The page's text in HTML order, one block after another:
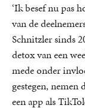
‘Ik besef nu pas
van de
Schnitzler sinds
detox van een
mede onder
gestegen, nemen
een app als